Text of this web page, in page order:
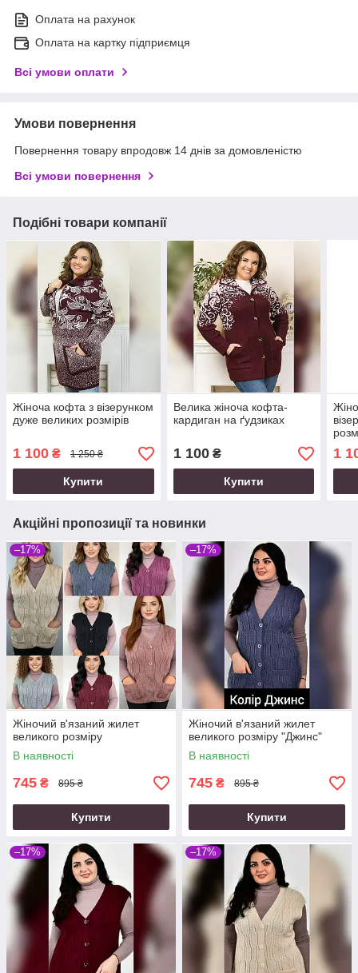
Оплата на рахунок
Оплата на картку підприємця
Всі умови оплати
Умови повернення
Повернення товару впродовж 14 днів за домовленістю
Всі умови повернення
Подібні товари компанії
Жіноча кофта з візерунком
дуже великих розмірів
1 100 ₴ 1 250 ₴
Купити
Велика жіноча кофта-
кардиган на ґудзиках
1 100₴
Купити
1
Акційні пропозиції та новинки
–17%
Жіночий в'язаний жилет
великого розміру
В наявності
745 ₴ 895 ₴
Купити
–17%
Жіночий в'язаний жилет
великого розміру "Джинс"
В наявності
745 ₴ 895 ₴
Купити
–17% –17%